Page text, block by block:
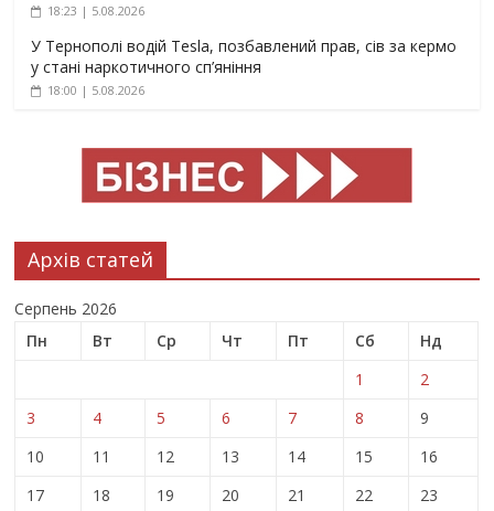
18:23 | 5.08.2026
У Тернополі водій Tesla, позбавлений прав, сів за кермо
у стані наркотичного сп’яніння
18:00 | 5.08.2026
Архів статей
Серпень 2026
Пн
Вт Ср Чт Пт Сб
Нд
1
2
3
4 5 6 7 8
9
10
11 12 13 14 15
16
17
18 19 20 21 22
23